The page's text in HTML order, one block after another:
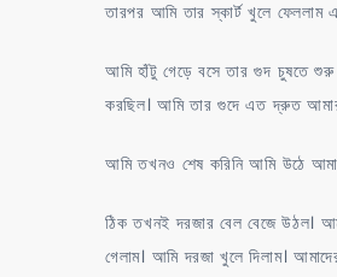
তারপর আমি তার স্কার্ট খুলে ফেললাম
আমি হাঁটু গেড়ে বসে তার গুদ চুষতে শুরু
করছিল। আমি তার গুদে এত দ্রুত আমার
আমি তখনও শেষ করিনি আমি উঠে আমার
ঠিক তখনই দরজার বেল বেজে উঠল।
গেলাম। আমি দরজা খুলে দিলাম।